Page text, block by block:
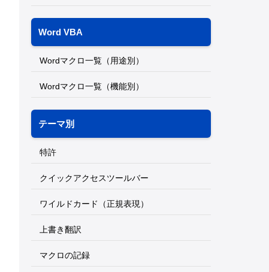
Word VBA
Wordマクロ一覧（用途別）
Wordマクロ一覧（機能別）
テーマ別
特許
クイックアクセスツールバー
ワイルドカード（正規表現）
上書き翻訳
マクロの記録